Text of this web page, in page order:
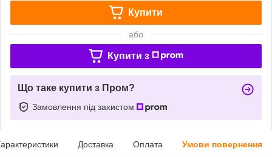
Купити
або
Купити з
Що таке купити з Пром?
Замовлення під захистом
Доставка Оплата Умови повернення